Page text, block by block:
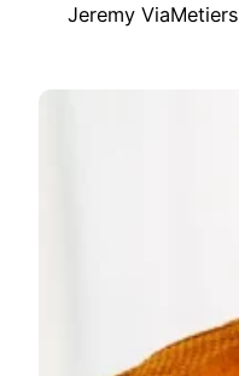
Jeremy ViaMetiers